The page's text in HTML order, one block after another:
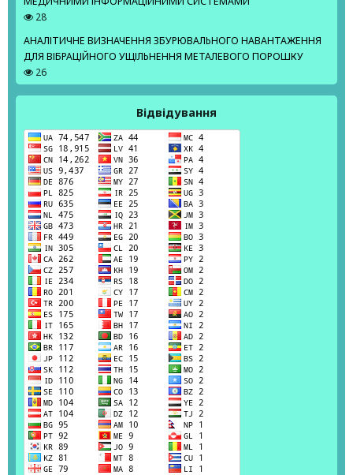
28
АНАЛІТИЧНЕ ВИЗНАЧЕННЯ ЗБУРЮВАЛЬНОГО НАВАНТАЖЕННЯ
ДЛЯ ВІБРАЦІЙНОГО УЩІЛЬНЕННЯ МЕТАЛЕВОГО ПОРОШКУ
26
Відвідування